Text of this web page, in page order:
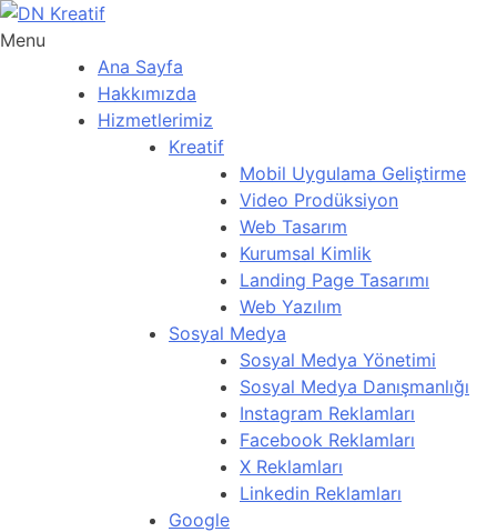
Menu
Ana Sayfa
Hakkımızda
Hizmetlerimiz
Kreatif
Mobil Uygulama Geliştirme
Video Prodüksiyon
Web Tasarım
Kurumsal Kimlik
Landing Page Tasarımı
Web Yazılım
Sosyal Medya
Sosyal Medya Yönetimi
Sosyal Medya Danışmanlığı
Instagram Reklamları
Facebook Reklamları
X Reklamları
Linkedin Reklamları
Google